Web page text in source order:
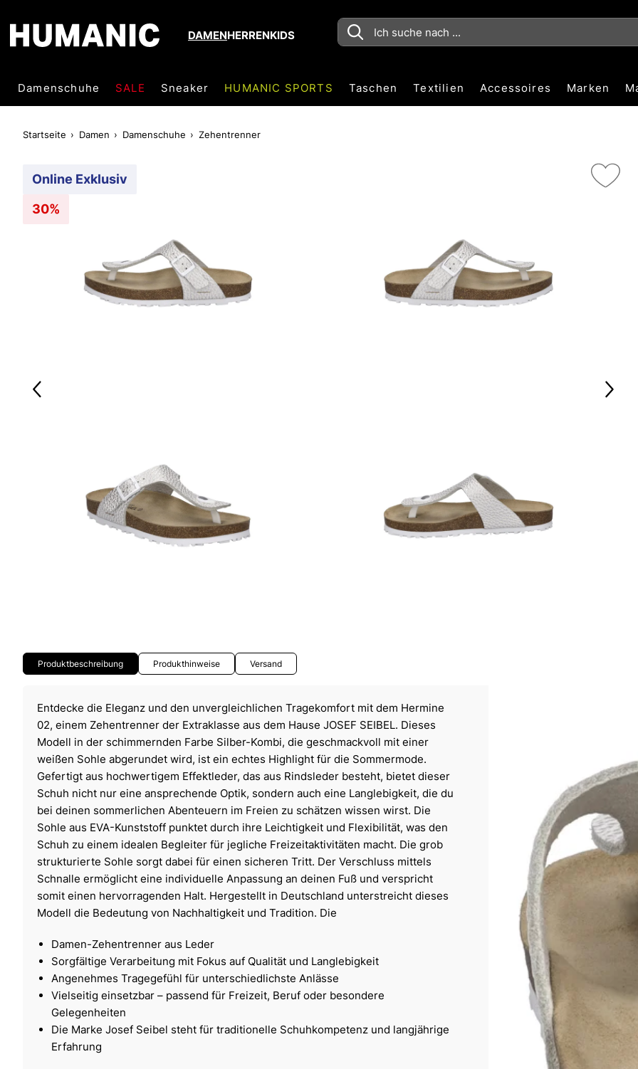
DAMENHERRENKIDS
Damenschuhe SALE Sneaker HUMANIC SPORTS Taschen Textilien Accessoires Marken
Startseite Damen Damenschuhe Zehentrenner
Online Exklusiv
30%
Produktbeschreibung Produkthinweise Versand
Entdecke die Eleganz und den unvergleichlichen Tragekomfort mit dem Hermine
02, einem Zehentrenner der Extraklasse aus dem Hause JOSEF SEIBEL. Dieses
Modell in der schimmernden Farbe Silber-Kombi, die geschmackvoll mit einer
weißen Sohle abgerundet wird, ist ein echtes Highlight für die Sommermode.
Gefertigt aus hochwertigem Effektleder, das aus Rindsleder besteht, bietet dieser
Schuh nicht nur eine ansprechende Optik, sondern auch eine Langlebigkeit, die du
bei deinen sommerlichen Abenteuern im Freien zu schätzen wissen wirst. Die
Sohle aus EVA-Kunststoff punktet durch ihre Leichtigkeit und Flexibilität, was den
Schuh zu einem idealen Begleiter für jegliche Freizeitaktivitäten macht. Die grob
strukturierte Sohle sorgt dabei für einen sicheren Tritt. Der Verschluss mittels
Schnalle ermöglicht eine individuelle Anpassung an deinen Fuß und verspricht
somit einen hervorragenden Halt. Hergestellt in Deutschland unterstreicht dieses
Modell die Bedeutung von Nachhaltigkeit und Tradition. Die
Damen-Zehentrenner aus Leder
Sorgfältige Verarbeitung mit Fokus auf Qualität und Langlebigkeit
Angenehmes Tragegefühl für unterschiedlichste Anlässe
Vielseitig einsetzbar – passend für Freizeit, Beruf oder besondere
Gelegenheiten
Die Marke Josef Seibel steht für traditionelle Schuhkompetenz und langjährige
Erfahrung